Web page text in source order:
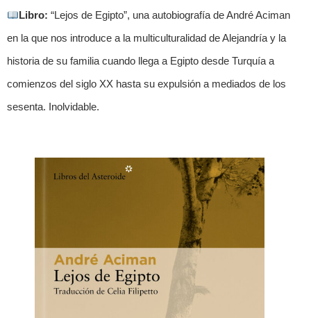
Libro: “Lejos de Egipto”, una autobiografía de André Aciman
en la que nos introduce a la multiculturalidad de Alejandría y la
historia de su familia cuando llega a Egipto desde Turquía a
comienzos del siglo XX hasta su expulsión a mediados de los
sesenta. Inolvidable.